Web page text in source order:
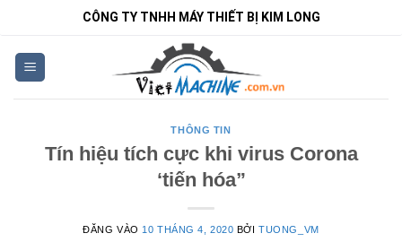
nội
dung
CÔNG TY TNHH MÁY THIẾT BỊ KIM LONG
THÔNG TIN
Tín hiệu tích cực khi virus Corona
‘tiến hóa”
ĐĂNG VÀO 10 THÁNG 4, 2020 BỞITUONG_VM